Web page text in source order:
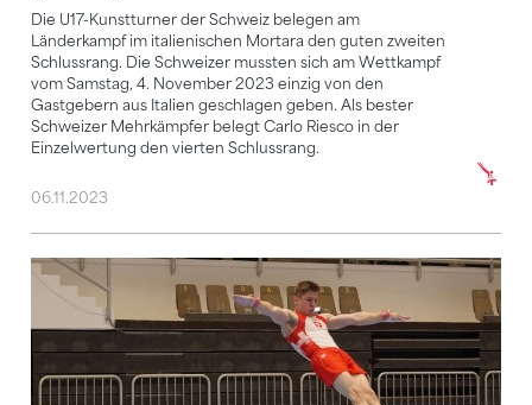
Die U17-Kunstturner der Schweiz belegen am
Länderkampf im italienischen Mortara den guten zweiten
Schlussrang. Die Schweizer mussten sich am Wettkampf
vom Samstag, 4. November 2023 einzig von den
Gastgebern aus Italien geschlagen geben. Als bester
Schweizer Mehrkämpfer belegt Carlo Riesco in der
Einzelwertung den vierten Schlussrang.
06.11.2023
EYOF-Finals: Starker 4. Rang im Mixed-Team und